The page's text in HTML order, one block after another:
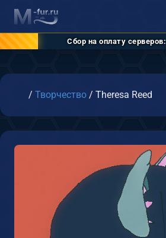
Сбор на оплату серверов:
Главная
/ Творчество / Theresa Reed